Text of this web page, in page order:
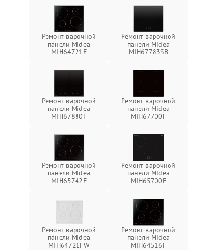
Ремонт варочной
панели Midea
MIH64721F
Ремонт варочной
панели Midea
MIH67783SB
Ремонт варочной
панели Midea
MIH67880F
Ремонт варочной
панели Midea
MIH67700F
Ремонт варочной
панели Midea
MIH65742F
Ремонт варочной
панели Midea
MIH65700F
Ремонт варочной
панели Midea
MIH64721FW
Ремонт варочной
панели Midea
MIH64516F